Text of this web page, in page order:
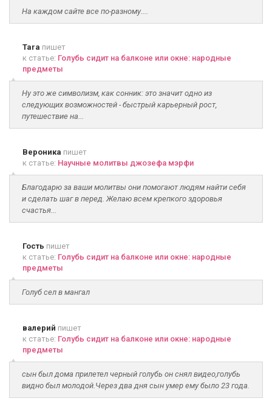
На каждом сайте все по-разному....
Tara пишет
к статье: Голубь сидит на балконе или окне: народные
предметы
Ну это же символизм, как сонник: это значит одно из
следующих возможностей - быстрый карьерный рост,
путешествие на...
Вероника пишет
к статье: Научные молитвы джозефа мэрфи
Благодарю за ваши молитвы они помогают людям найти себя
и сделать шаг в перед. Желаю всем крепкого здоровья
счастья...
Гость пишет
к статье: Голубь сидит на балконе или окне: народные
предметы
Голуб сел в мангал
валерий пишет
к статье: Голубь сидит на балконе или окне: народные
предметы
сын был дома прилетел черный голубь он снял видео,голубь
видно был молодой.Через два дня сын умер ему было 23 года.